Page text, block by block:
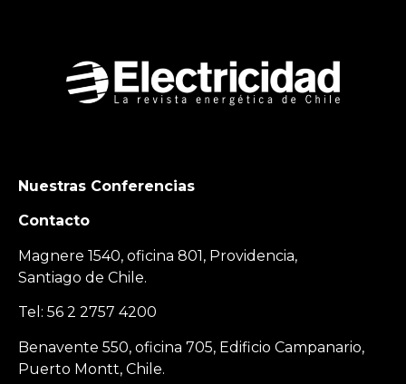
Nuestras Conferencias
Contacto
Magnere 1540, oficina 801, Providencia,
Santiago de Chile.
Tel: 56 2 2757 4200
Benavente 550, oficina 705, Edificio Campanario,
Puerto Montt, Chile.